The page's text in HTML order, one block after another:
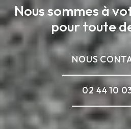
Nous sommes à
pour toute
NOUS
02 44 10